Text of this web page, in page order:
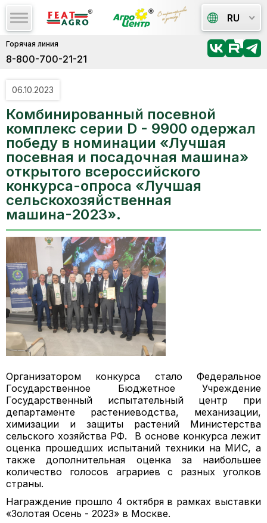
RU
Горячая линия
8-800-700-21-21
06.10.2023
Комбинированный посевной
комплекс серии D - 9900 одержал
победу в номинации «Лучшая
посевная и посадочная машина»
открытого всероссийского
конкурса-опроса «Лучшая
сельскохозяйственная
машина-2023».
Организатором конкурса стало Федеральное
Государственное Бюджетное Учреждение
Государственный испытательный центр при
департаменте растениеводства, механизации,
химизации и защиты растений Министерства
сельского хозяйства РФ. В основе конкурса лежит
оценка прошедших испытаний техники на МИС, а
также дополнительная оценка за наибольшее
количество голосов аграриев с разных уголков
страны.
Награждение прошло 4 октября в рамках выставки
«Золотая Осень - 2023» в Москве.